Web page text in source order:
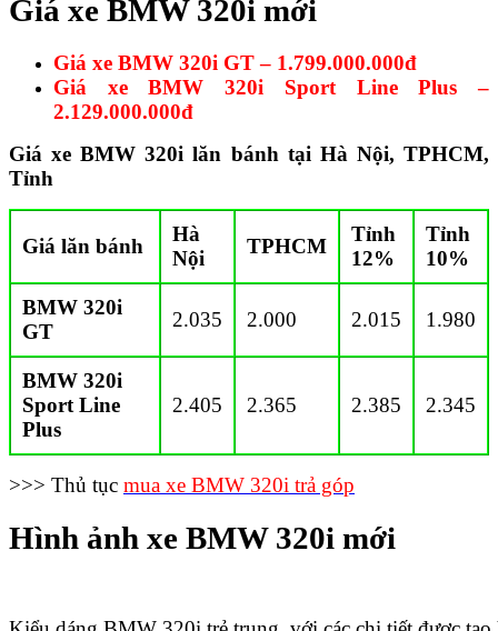
Giá xe BMW 320i mới
Giá xe BMW 320i GT – 1.799.000.000đ
Giá xe BMW 320i Sport Line Plus –
2.129.000.000đ
Giá xe BMW 320i lăn bánh tại Hà Nội, TPHCM,
Tỉnh
Giá lăn bánh
Hà
Nội
TPHCM
Tỉnh
12%
Tỉnh
10%
BMW 320i
GT
2.035 2.000 2.015 1.980
BMW 320i
Sport Line
Plus
2.405 2.365 2.385 2.345
>>> Thủ tục mua xe BMW 320i trả góp
Hình ảnh xe BMW 320i mới